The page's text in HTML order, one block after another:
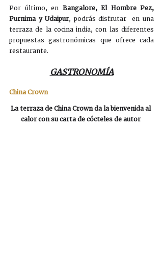
Por último, en Bangalore, El Hombre Pez,
Purnima y Udaipur, podrás disfrutar  en una
terraza de la cocina india, con las diferentes
propuestas gastronómicas que ofrece cada
restaurante.
GASTRONOMÍA
China Crown
La terraza de China Crown da la bienvenida al
calor con su carta de cócteles de autor